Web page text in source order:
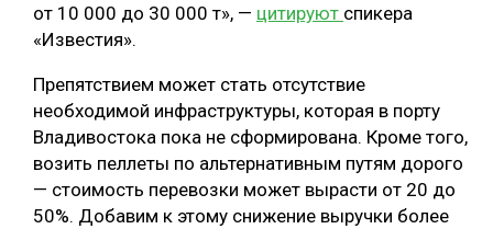
МЕБЕЛЬНОЕ ПРОИЗВОДСТВО
от 10 000 до 30 000 т», — цитируют спикера
«Известия».
Препятствием может стать отсутствие
необходимой инфраструктуры, которая в порту
Владивостока пока не сформирована. Кроме того,
возить пеллеты по альтернативным путям дорого
— стоимость перевозки может вырасти от 20 до
50%. Добавим к этому снижение выручки более